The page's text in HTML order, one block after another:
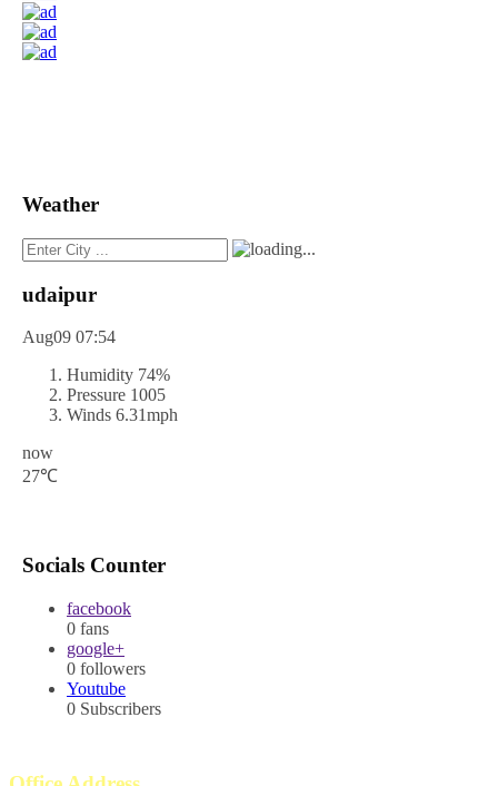
Weather
udaipur
Aug09 07:54
Humidity 74%
Pressure 1005
Winds 6.31mph
now
27℃
Socials Counter
facebook
0 fans
google+
0 followers
Youtube
0 Subscribers